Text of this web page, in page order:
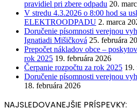
pravidiel pri zbere odpadu 20.
V stredu 4.3.2026 o 8:00 hod sa
ELEKTROODPADU 2. marca
Doručenie písomnosti verejnou
Ignatiadi Mišičková 25. februára
Prepočet nákladov obce –
rok 2025 19. februára 2026
Čerpanie rozpočtu za rok 2025 19.
Doručenie písomnosti verejnou
18. februára 2026
NAJSLEDOVANEJŠIE PRÍSPEVKY: